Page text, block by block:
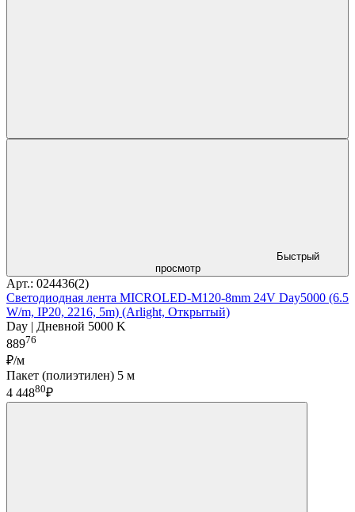
Быстрый
просмотр
Арт.: 024436(2)
Светодиодная лента MICROLED-M120-8mm 24V Day5000 (6.5
W/m, IP20, 2216, 5m) (Arlight, Открытый)
Day | Дневной 5000 K
88976
₽/м
Пакет (полиэтилен) 5 м
4 44880₽